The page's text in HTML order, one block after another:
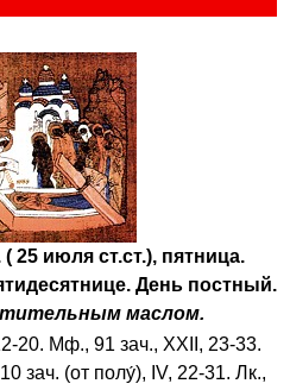
( 25 июля ст.ст.), пятница.
День постный.
маслом.
20. Мф., 91 зач., XXII, 23-33.
зач. (от полу́), IV, 22-31. Лк.,